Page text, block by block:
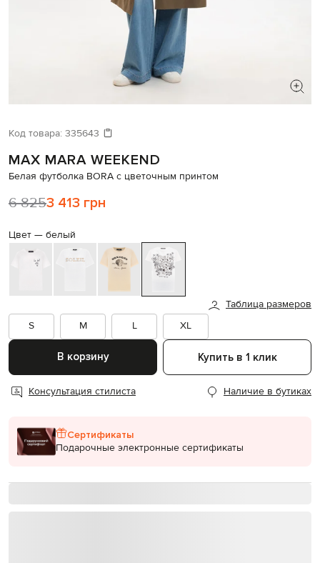
Давайте подберем что-то еще
Похожие товары
Код товара: 335643
MAX MARA WEEKEND
Белая футболка BORA с цветочным принтом
6 8253 413 грн
Цвет — белый
Таблица размеров
S
M L XL
В корзину Купить в 1 клик
Консультация стилиста Наличие в бутиках
Сертификаты
Подарочные электронные сертификаты